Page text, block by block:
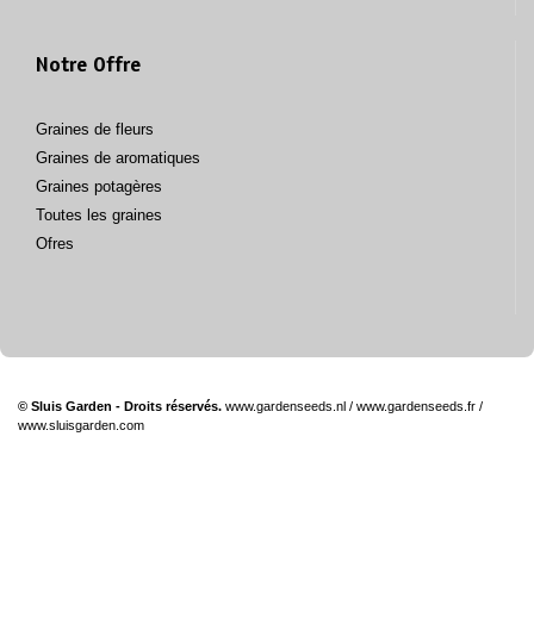
Notre Offre
Graines de fleurs
Graines de aromatiques
Graines potagères
Toutes les graines
Ofres
© Sluis Garden - Droits réservés. www.gardenseeds.nl / www.gardenseeds.fr /
www.sluisgarden.com